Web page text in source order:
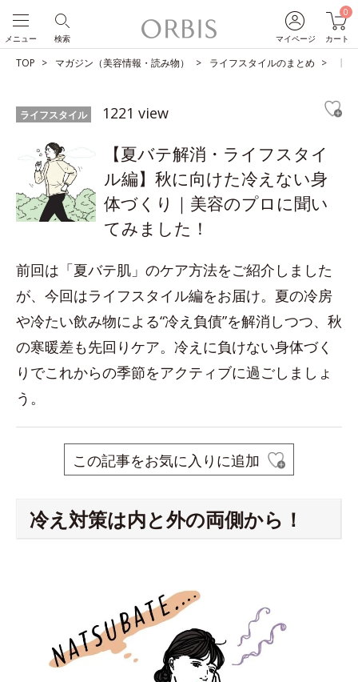
マイページ
0
カート
検索
メニュー
TOP マガジン（美容情報・読み物） ライフスタイルのまとめ 【
ライフスタイル 1221 view
【夏バテ解消・ライフスタイ
ル編】秋に向けた冷えない身
体づくり｜美容のプロに聞い
てみました！
前回は「夏バテ肌」のケア方法をご紹介しました
が、今回はライフスタイル編をお届け。夏の冷房
や冷たい飲み物による“冷え負債”を解消しつつ、秋
の寒暖差も先回りケア。冷えに負けない身体づく
りでこれからの季節をアクティブに過ごしましょ
う。
この記事をお気に入りに追加
冷え対策は内と外の両側から！